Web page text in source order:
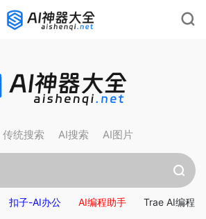
rnrn rnrn rnrn
传统搜索 AI搜索 AI图片
扣子-AI办公 AI编程助手 Trae AI编程